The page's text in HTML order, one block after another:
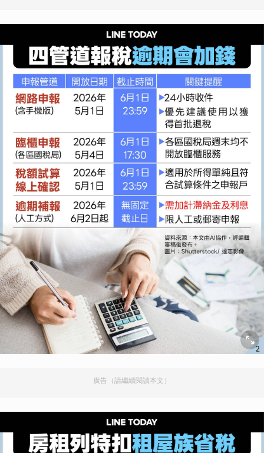
廣告（請繼續閱讀本文）